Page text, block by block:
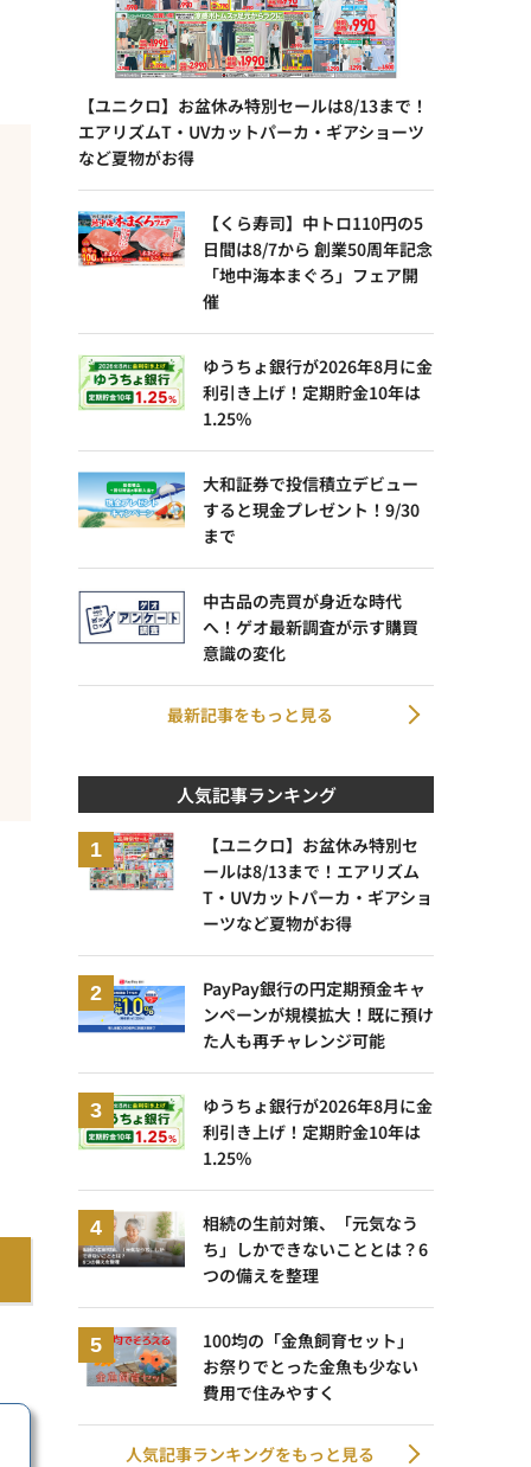
【ユニクロ】お盆休み特別セールは8/13まで！
エアリズムT・UVカットパーカ・ギアショーツ
など夏物がお得
【くら寿司】中トロ110円の5
日間は8/7から 創業50周年記念
「地中海本まぐろ」フェア開
催
ゆうちょ銀行が2026年8月に金
利引き上げ！定期貯金10年は
1.25%
大和証券で投信積立デビュー
すると現金プレゼント！9/30
まで
中古品の売買が身近な時代
へ！ゲオ最新調査が示す購買
意識の変化
最新記事をもっと見る
人気記事ランキング
【ユニクロ】お盆休み特別セ
ールは8/13まで！エアリズム
T・UVカットパーカ・ギアショ
ーツなど夏物がお得
PayPay銀行の円定期預金キャ
ンペーンが規模拡大！既に預け
た人も再チャレンジ可能
ゆうちょ銀行が2026年8月に金
利引き上げ！定期貯金10年は
1.25%
相続の生前対策、「元気なう
ち」しかできないこととは？6
つの備えを整理
100均の「金魚飼育セット」
お祭りでとった金魚も少ない
費用で住みやすく
人気記事ランキングをもっと見る